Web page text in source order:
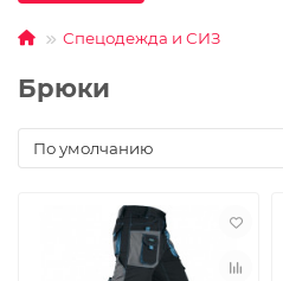
Спецодежда и СИЗ
Брюки